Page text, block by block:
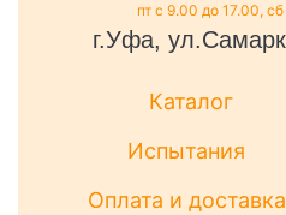
пт с 9.00 до 17.00,
г.Уфа,
Каталог
Испытания
Оплата и доставка